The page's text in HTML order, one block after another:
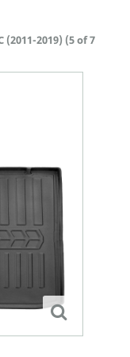
2019) (5 of 7